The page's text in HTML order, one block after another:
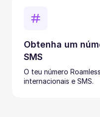
Obtenha um
SMS
O teu número
internacionais e SMS.